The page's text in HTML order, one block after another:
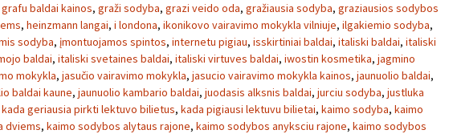
grafu baldai kainos, graži sodyba, grazi veido oda, gražiausia sodyba, graziausios sodybos
, heinzmann langai, i londona, ikonikovo vairavimo mokykla vilniuje, ilgakiemio sodyba,
sodyba, įmontuojamos spintos, internetu pigiau, isskirtiniai baldai, italiski baldai, italiski
baldai, italiski svetaines baldai, italiski virtuves baldai, iwostin kosmetika, jagmino
mokykla, jasučio vairavimo mokykla, jasucio vairavimo mokykla kainos, jaunuolio baldai,
baldai kaune, jaunuolio kambario baldai, juodasis alksnis baldai, jurciu sodyba, justluka
kada geriausia pirkti lektuvo bilietus, kada pigiausi lektuvu bilietai, kaimo sodyba, kaimo
dviems, kaimo sodybos alytaus rajone, kaimo sodybos anyksciu rajone, kaimo sodybos